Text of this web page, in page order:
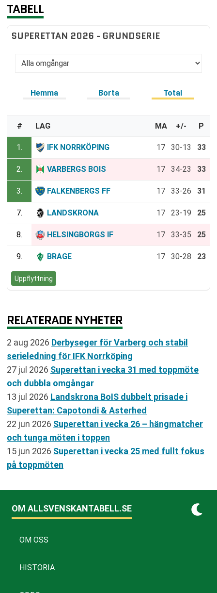
TABELL
SUPERETTAN 2026 - GRUNDSERIE
Hemma Borta Total
# LAG MA +/- P
1. IFK NORRKÖPING 17 30-13 33
2. VARBERGS BOIS 17 34-23 33
3. FALKENBERGS FF 17 33-26 31
7. LANDSKRONA 17 23-19 25
8. HELSINGBORGS IF 17 33-35 25
9. BRAGE 17 30-28 23
Uppflyttning
RELATERADE NYHETER
2 aug 2026 Derbyseger för Varberg och stabil
serieledning för IFK Norrköping
27 jul 2026 Superettan i vecka 31 med toppmöte
och dubbla omgångar
13 jul 2026 Landskrona BoIS dubbelt prisade i
Superettan: Capotondi & Asterhed
22 jun 2026 Superettan i vecka 26 – hängmatcher
och tunga möten i toppen
15 jun 2026 Superettan i vecka 25 med fullt fokus
på toppmöten
OM ALLSVENSKANTABELL.SE
OM OSS
HISTORIA